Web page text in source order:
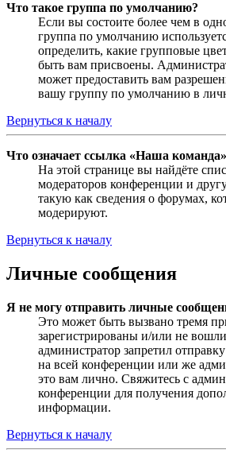
Что такое группа по умолчанию?
Если вы состоите более чем в
группа по умолчанию
определить, какие групповые
быть вам присвоены.
может предоставить вам
вашу группу по умолчанию в
Вернуться к началу
Что означает ссылка «Наша
На этой странице вы найдёте
модераторов конференции и
такую как сведения о форумах,
модерируют.
Вернуться к началу
Личные сообщения
Я не могу отправить личные
Это может быть вызвано тремя
зарегистрированы и/или не
администратор запретил
на всей конференции или же
это вам лично. Свяжитесь с
конференции для получения
информации.
Вернуться к началу